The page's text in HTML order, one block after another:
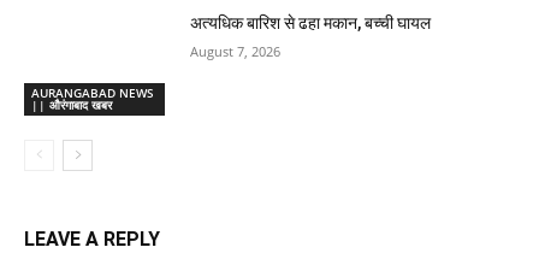
AURANGABAD NEWS
|| औरंगाबाद खबर
अत्यधिक बारिश से ढहा मकान, बच्ची घायल
August 7, 2026
LEAVE A REPLY